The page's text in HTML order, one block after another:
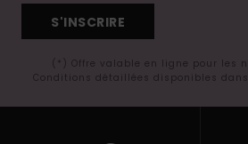
S'INSCRIRE
(*) Offre valable en ligne pour les
Conditions détaillées disponibles